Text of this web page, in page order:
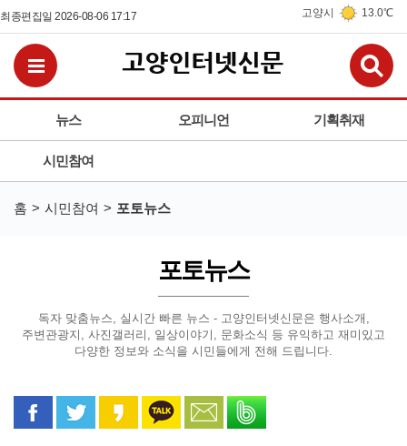
최종편집일 2026-08-06 17:17 고양시 13.0℃
뉴스 오피니언 기획취재
시민참여
전체메뉴보기
홈 시민참여 포토뉴스
포토뉴스
독자 맞춤뉴스, 실시간 빠른 뉴스 - 고양인터넷신문은 행사소개,
주변관광지, 사진갤러리, 일상이야기, 문화소식 등 유익하고 재미있고
다양한 정보와 소식을 시민들에게 전해 드립니다.
페이스북으로 공유
트위터로 공유카카오 스토리로 공유
카카오톡으로 공유
문자로 공유